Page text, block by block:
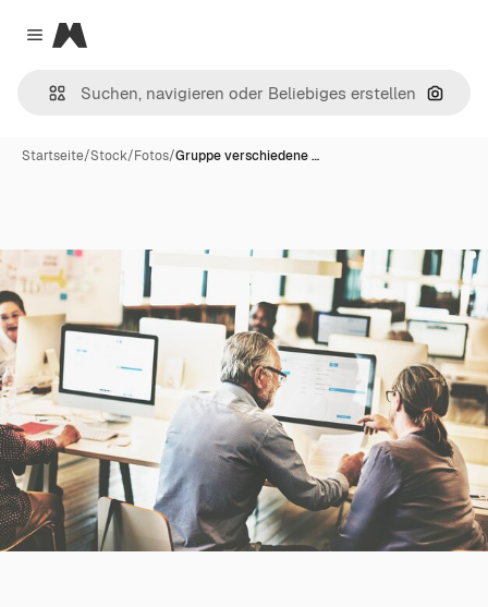
Close menu
Magnific
Nach
Startseite/Stock/Fotos/Gruppe verschiedene …